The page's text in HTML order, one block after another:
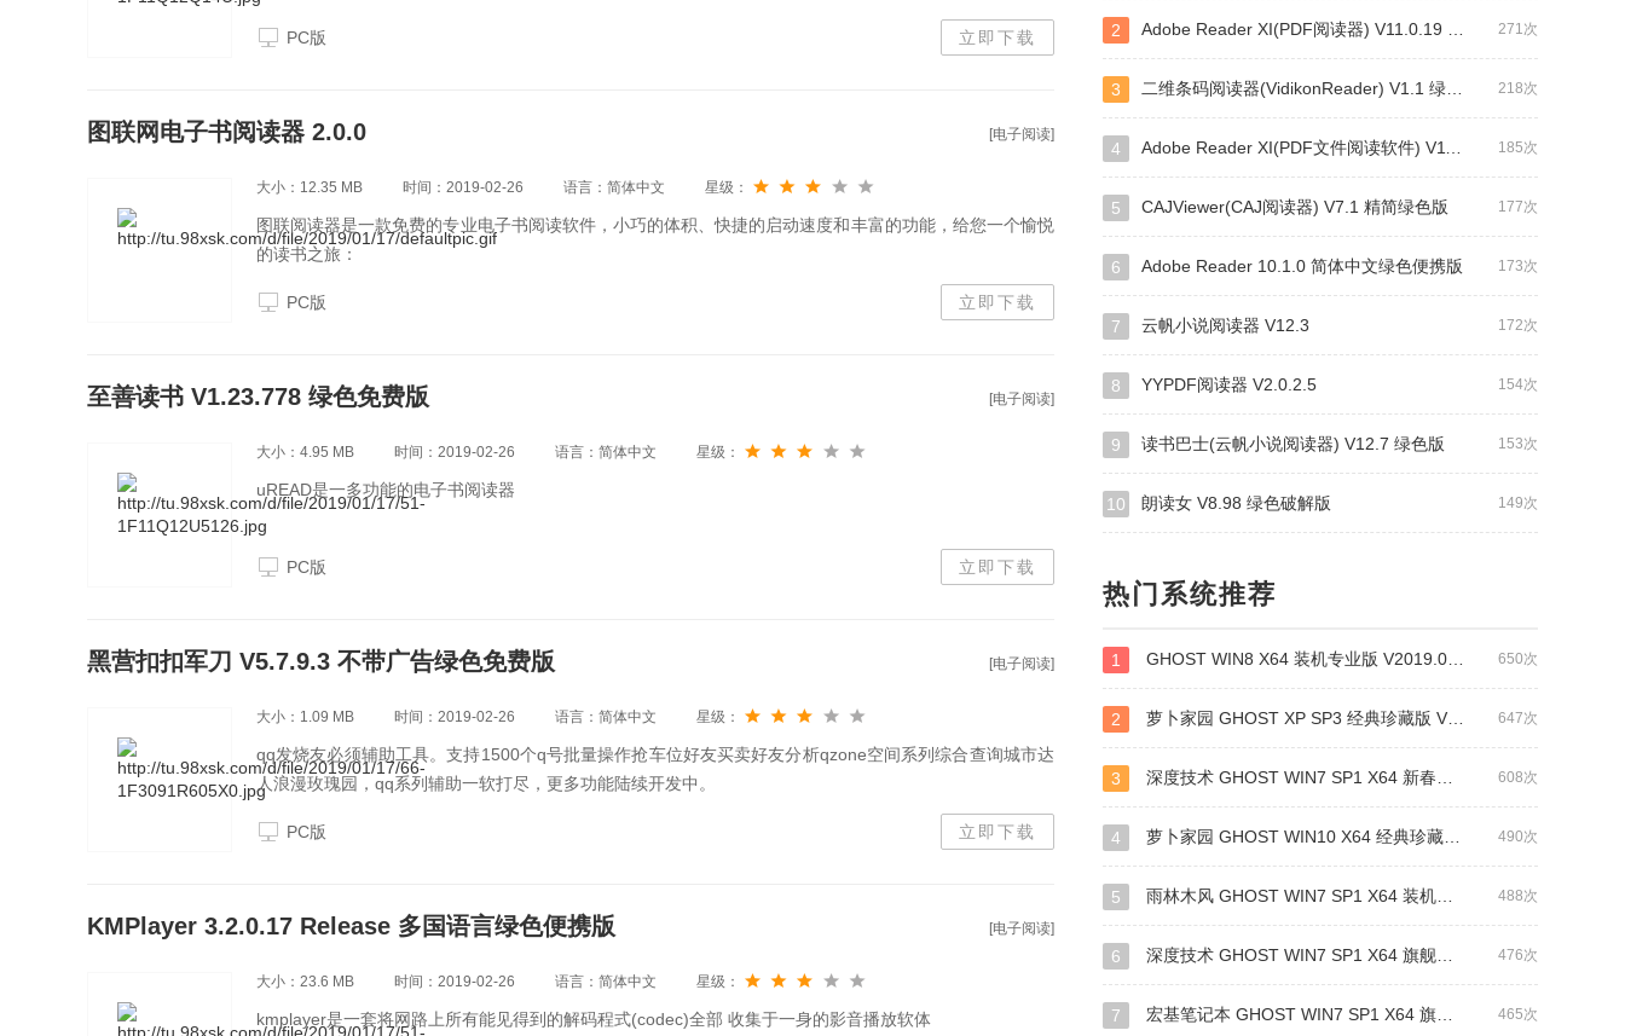
PC版
立即下载
[电子阅读]
图联网电子书阅读器 2.0.0
大小：12.35 MB 时间：2019-02-26 语言：简体中文 星级：
图联阅读器是一款免费的专业电子书阅读软件，小巧的体积、快捷的启动速度和丰富的功能，给您一个愉悦
的读书之旅：
PC版 立即下载
[电子阅读]
至善读书 V1.23.778 绿色免费版
大小：4.95 MB 时间：2019-02-26 语言：简体中文 星级：
uREAD是一多功能的电子书阅读器
PC版 立即下载
[电子阅读]
黑营扣扣军刀 V5.7.9.3 不带广告绿色免费版
大小：1.09 MB 时间：2019-02-26 语言：简体中文 星级：
qq发烧友必须辅助工具。支持1500个q号批量操作抢车位好友买卖好友分析qzone空间系列综合查询城市达
人浪漫玫瑰园，qq系列辅助一软打尽，更多功能陆续开发中。
PC版 立即下载
[电子阅读]
KMPlayer 3.2.0.17 Release 多国语言绿色便携版
大小：23.6 MB 时间：2019-02-26 语言：简体中文 星级：
kmplayer是一套将网路上所有能见得到的解码程式(codec)全部 收集于一身的影音播放软体
271次
2 Adobe Reader XI(PDF阅读器) V11.0.19 官方简体中文版
218次
3 二维条码阅读器(VidikonReader) V1.1 绿色版
185次
4 Adobe Reader XI(PDF文件阅读软件) V11.0.10 破解版
177次
5 CAJViewer(CAJ阅读器) V7.1 精简绿色版
173次
6 Adobe Reader 10.1.0 简体中文绿色便携版
172次
7 云帆小说阅读器 V12.3
154次
8 YYPDF阅读器 V2.0.2.5
153次
9 读书巴士(云帆小说阅读器) V12.7 绿色版
149次
10 朗读女 V8.98 绿色破解版
热门系统推荐
650次
1 GHOST WIN8 X64 装机专业版 V2019.01 (64位)
647次
2 萝卜家园 GHOST XP SP3 经典珍藏版 V2019.01
608次
3 深度技术 GHOST WIN7 SP1 X64 新春贺岁版 V2019.02（64位）
490次
4 萝卜家园 GHOST WIN10 X64 经典珍藏版 V2019.01(64位)
488次
5 雨林木风 GHOST WIN7 SP1 X64 装机旗舰版 V2019.03（64位）
476次
6 深度技术 GHOST WIN7 SP1 X64 旗舰稳定版 V2014.11
465次
7 宏基笔记本 GHOST WIN7 SP1 X64 旗舰装机版 V2019.01 (64位)